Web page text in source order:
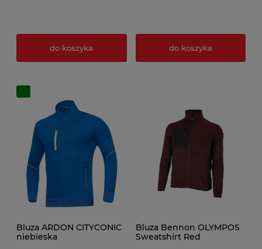
do koszyka do koszyka
Bluza ARDON CITYCONIC
niebieska
Bluza Bennon OLYMPOS
Sweatshirt Red